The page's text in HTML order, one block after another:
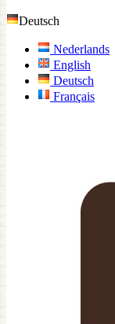
Deutsch
Nederlands
English
Deutsch
Français